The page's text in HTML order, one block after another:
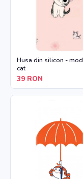
Husa din silicon -
cat
39 RON